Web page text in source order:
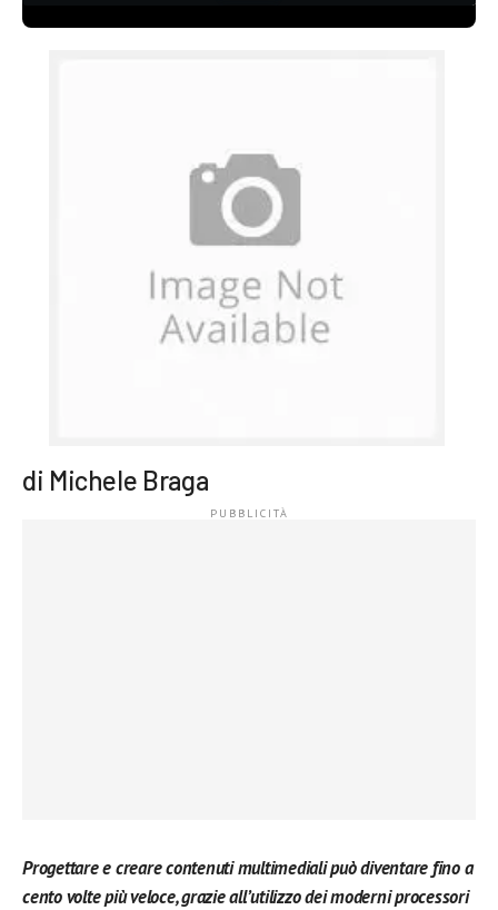
di Michele Braga
Progettare e creare contenuti multimediali può diventare fino a
cento volte più veloce, grazie all’utilizzo dei moderni processori